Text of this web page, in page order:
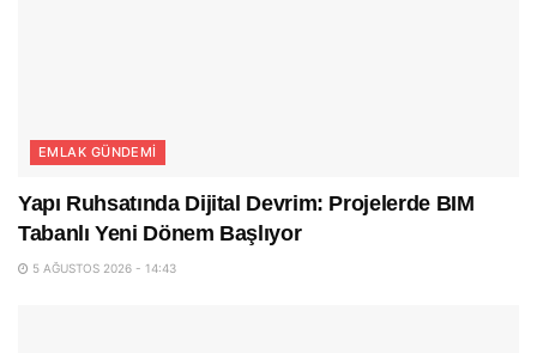
EMLAK GÜNDEMI
Yapı Ruhsatında Dijital Devrim: Projelerde BIM
Tabanlı Yeni Dönem Başlıyor
5 AĞUSTOS 2026 - 14:43